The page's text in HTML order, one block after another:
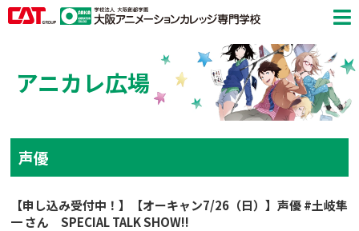
アニカレ広場
声優
【申し込み受付中！】【オーキャン7/26（日）】声優 #土岐隼
一 さん SPECIAL TALK SHOW!!